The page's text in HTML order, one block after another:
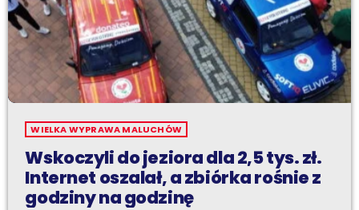
WIELKA WYPRAWA MALUCHÓW
Wskoczyli do jeziora dla 2,5 tys. zł.
Internet oszalał, a zbiórka rośnie z
godziny na godzinę